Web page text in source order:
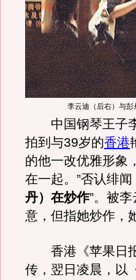
李云迪（后右）与彭
中国钢琴王子李
拍到与39岁的香港
的他一改优雅形象
在一起。”否认绯闻
丹）在炒作”。被
意，但指她炒作，
香港《苹果日报
传，翌日凌晨，以